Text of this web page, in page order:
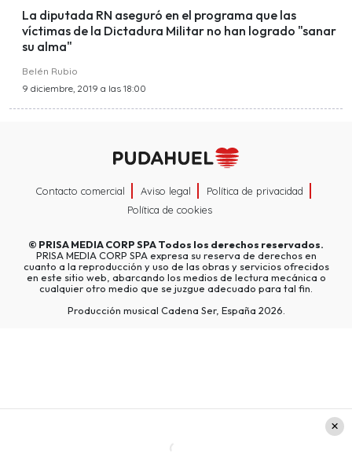
La diputada RN aseguró en el programa que las
víctimas de la Dictadura Militar no han logrado "sanar
su alma"
Belén Rubio
9 diciembre, 2019 a las 18:00
Contacto comercial Aviso legal
Política de privacidad
Política de cookies
© PRISA MEDIA CORP SPATodos los derechos reservados.
PRISA MEDIA CORP SPA expresa su reserva de derechos en
cuanto a la reproducción y uso de las obras y servicios ofrecidos
en este sitio web, abarcando los medios de lectura mecánica o
cualquier otro medio que se juzgue adecuado para tal fin.
Producción musical Cadena Ser, España 2026.